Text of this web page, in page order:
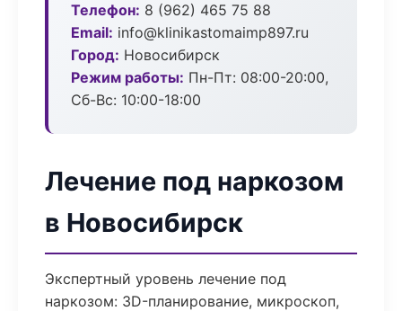
Телефон: 8 (962) 465 75 88
Email: info@klinikastomaimp897.ru
Город: Новосибирск
Режим работы: Пн-Пт: 08:00-20:00,
Сб-Вс: 10:00-18:00
Лечение под наркозом
в Новосибирск
Экспертный уровень лечение под
наркозом: 3D-планирование, микроскоп,